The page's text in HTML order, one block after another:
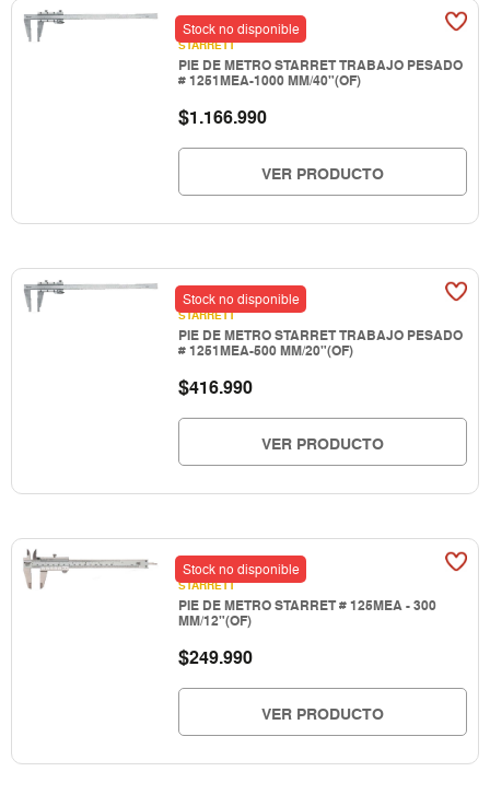
Stock no disponible
STARRETT
PIE DE METRO STARRET TRABAJO PESADO
# 1251MEA-1000 MM/40"(OF)
$1.166.990
VER PRODUCTO
Stock no disponible
STARRETT
PIE DE METRO STARRET TRABAJO PESADO
# 1251MEA-500 MM/20"(OF)
$416.990
VER PRODUCTO
Stock no disponible
STARRETT
PIE DE METRO STARRET # 125MEA - 300
MM/12"(OF)
$249.990
VER PRODUCTO